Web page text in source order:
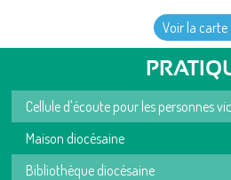
Voir la carte
Cellule d'écoute pour les personnes
Maison diocésaine
Bibliothèque diocésaine